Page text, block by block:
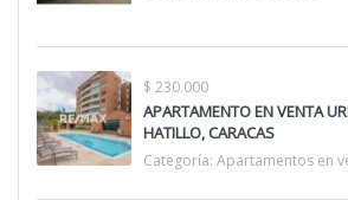
$ 230.000
APARTAMENTO EN VENTA
HATILLO, CARACAS
Categoría: Apartamentos en